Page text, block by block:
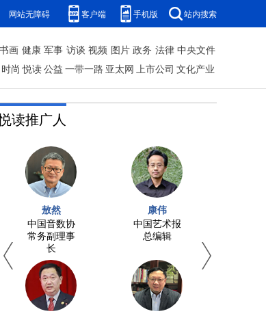
网站无障碍 客户端 手机版 站内搜索
书画 健康 军事 访谈 视频 图片 政务 法律 中央文件
时尚 悦读公益 一带一路 亚太网 上市公司 文化产业
读推广人
敖然
中国音数协
常务副理事
长
康伟
中国艺术报
总编辑